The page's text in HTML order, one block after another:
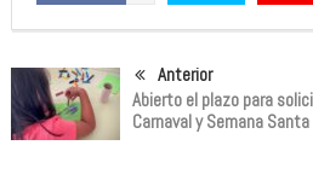
Anterior
Abierto el plazo para
Carnaval y Semana Santa